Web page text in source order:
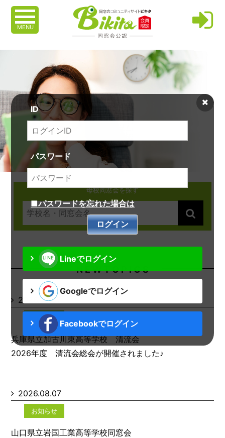
MENU
ID
パスワード
■パスワードを忘れた場合は
Lineでログイン
Googleでログイン
Facebookでログイン
母校同窓会を探す
N E W T O P I C S
2026.08.07
お知らせ
兵庫県立加古川東高等学校 清流会
2026年度 清流会総会が開催されました♪
2026.08.07
お知らせ
山口県立岩国工業高等学校同窓会